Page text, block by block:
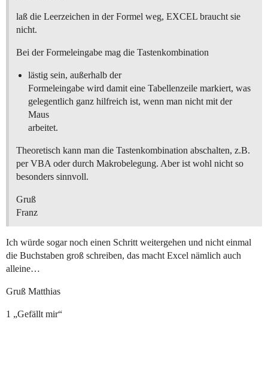
laß die Leerzeichen in der Formel weg, EXCEL braucht sie
nicht.
Bei der Formeleingabe mag die Tastenkombination
lästig sein, außerhalb der
Formeleingabe wird damit eine Tabellenzeile markiert, was
gelegentlich ganz hilfreich ist, wenn man nicht mit der
Maus
arbeitet.
Theoretisch kann man die Tastenkombination abschalten, z.B.
per VBA oder durch Makrobelegung. Aber ist wohl nicht so
besonders sinnvoll.
Gruß
Franz
Ich würde sogar noch einen Schritt weitergehen und nicht einmal
die Buchstaben groß schreiben, das macht Excel nämlich auch
alleine…
Gruß Matthias
1 „Gefällt mir“